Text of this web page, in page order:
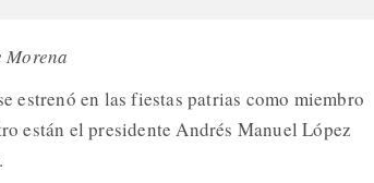
Morena
estrenó en las fiestas patrias como miembro
están el presidente Andrés Manuel López